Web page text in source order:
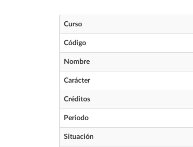
Curso
Código
Nombre
Carácter
Créditos
Periodo
Situación